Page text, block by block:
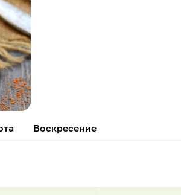
Воскресение